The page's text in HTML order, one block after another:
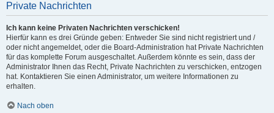
Private Nachrichten
Ich kann keine Privaten Nachrichten verschicken!
Hierfür kann es drei Gründe geben: Entweder Sie sind nicht registriert und /
oder nicht angemeldet, oder die Board-Administration hat Private Nachrichten
für das komplette Forum ausgeschaltet. Außerdem könnte es sein, dass der
Administrator Ihnen das Recht, Private Nachrichten zu verschicken, entzogen
hat. Kontaktieren Sie einen Administrator, um weitere Informationen zu
erhalten.
Nach oben